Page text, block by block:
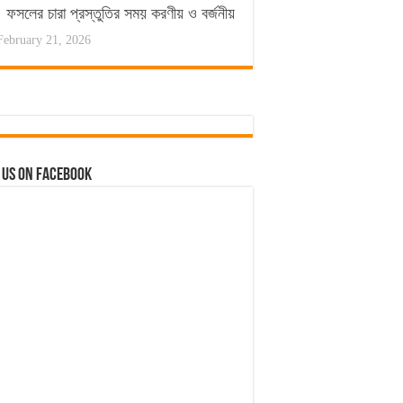
ফসলের চারা প্রস্তুতির সময় করণীয় ও বর্জনীয়
21, 2026
on Facebook